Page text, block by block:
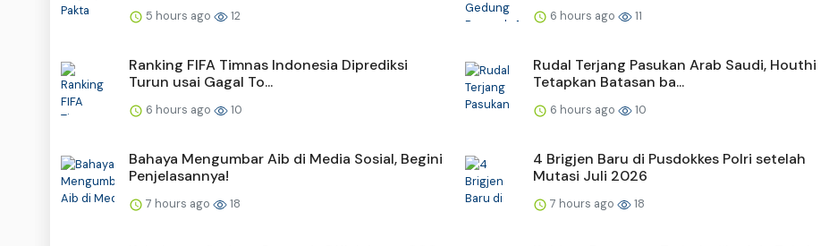
5 hours ago 12 6 hours ago 11
Ranking FIFA Timnas Indonesia Diprediksi
Turun usai Gagal To...
6 hours ago 10
Rudal Terjang Pasukan Arab Saudi, Houthi
Tetapkan Batasan ba...
6 hours ago 10
Bahaya Mengumbar Aib di Media Sosial, Begini
Penjelasannya!
7 hours ago 18
4 Brigjen Baru di Pusdokkes Polri setelah
Mutasi Juli 2026
7 hours ago 18